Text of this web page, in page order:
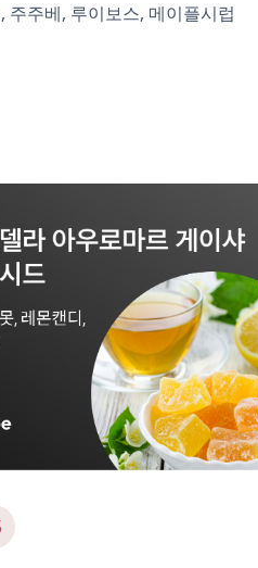
주주베, 루이보스, 메이플시럽